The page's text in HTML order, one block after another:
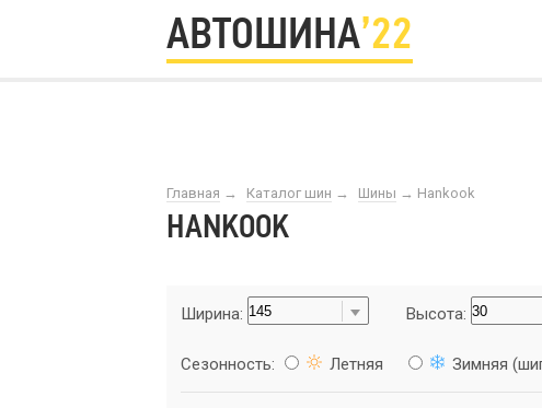
АВТОШИНА’22
Главная → Каталог шин → Шины → Наnkоok
НАNKОOK
Ширина: Высота:
Сезонность: Летняя Зимняя